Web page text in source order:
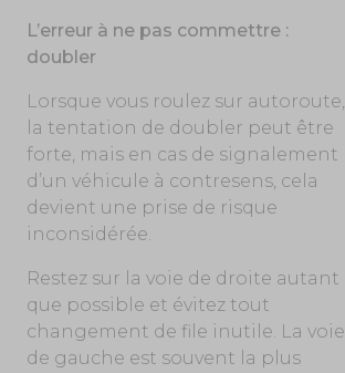
L’erreur à ne pas commettre :
doubler
Lorsque vous roulez sur autoroute,
la tentation de doubler peut être
forte, mais en cas de signalement
d’un véhicule à contresens, cela
devient une prise de risque
inconsidérée.
Restez sur la voie de droite autant
que possible et évitez tout
changement de file inutile. La voie
de gauche est souvent la plus